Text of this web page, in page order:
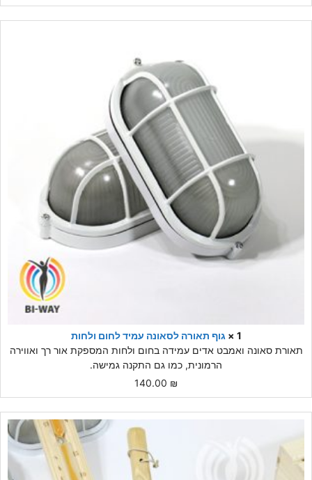
1 ×
גוף תאורה לסאונה עמיד לחום ולחות
תאורת סאונה ואמבט אדים עמידה בחום ולחות המספקת אור רך ואווירה
הרמונית, כמו גם התקנה גמישה.
140.00 ₪